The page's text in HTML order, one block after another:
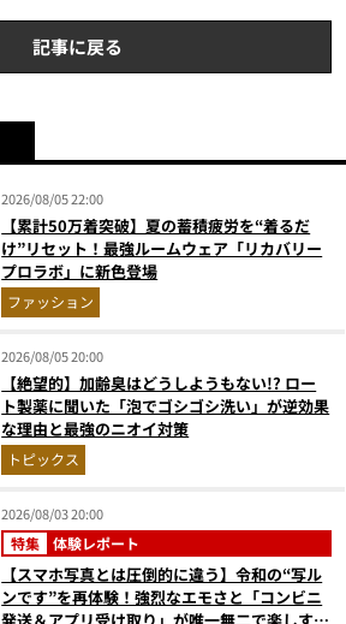
記事に戻る
2026/08/05 22:00
【累計50万着突破】夏の蓄積疲労を“着るだ
け”リセット！最強ルームウェア「リカバリー
プロラボ」に新色登場
ファッション
2026/08/05 20:00
【絶望的】加齢臭はどうしようもない!? ロー
ト製薬に聞いた「泡でゴシゴシ洗い」が逆効果
な理由と最強のニオイ対策
トピックス
2026/08/03 20:00
特集 体験レポート
【スマホ写真とは圧倒的に違う】令和の“写ル
ンです”を再体験！強烈なエモさと「コンビニ